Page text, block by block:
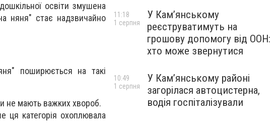
освіти змушена
няня" стає надзвичайно
поширюється на такі
не мають важких хвороб.
ця категорія охоплювала
У Кам’янському
реєструватимуть на
грошову допомогу від ООН:
хто може звернутися
11:18
1 серпня
У Кам’янському районі
загорілася автоцистерна,
водія госпіталізували
10:49
1 серпня